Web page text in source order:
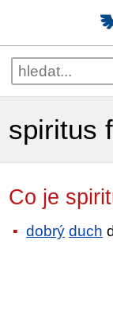
spiritus
Co je
dobrý duch